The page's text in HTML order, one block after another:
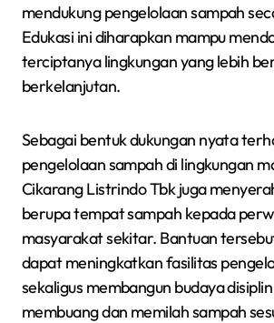
mendukung pengelolaan sampah
Edukasi ini diharapkan mampu
terciptanya lingkungan yang lebih
berkelanjutan.
Sebagai bentuk dukungan nyata
pengelolaan sampah di lingkungan
Cikarang Listrindo Tbk juga
berupa tempat sampah kepada
masyarakat sekitar. Bantuan
dapat meningkatkan fasilitas
sekaligus membangun budaya
membuang dan memilah sampah